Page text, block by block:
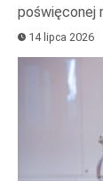
poświęconej
14 lipca 2026
Odtwarzacz